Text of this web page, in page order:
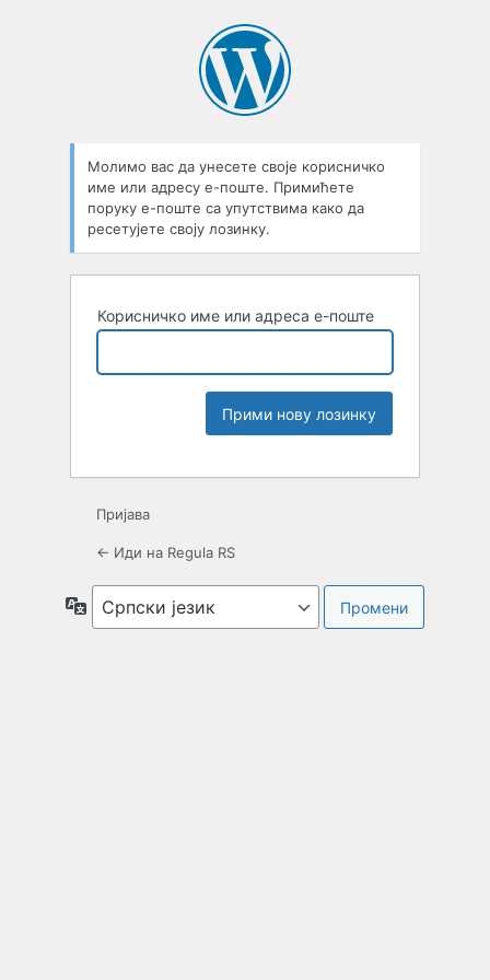
Молимо вас да унесете своје корисничко
име или адресу е-поште. Примићете
поруку е-поште са упутствима како да
ресетујете своју лозинку.
Корисничко име или адреса е-поште
Пријава
← Иди на Regula RS
Језик